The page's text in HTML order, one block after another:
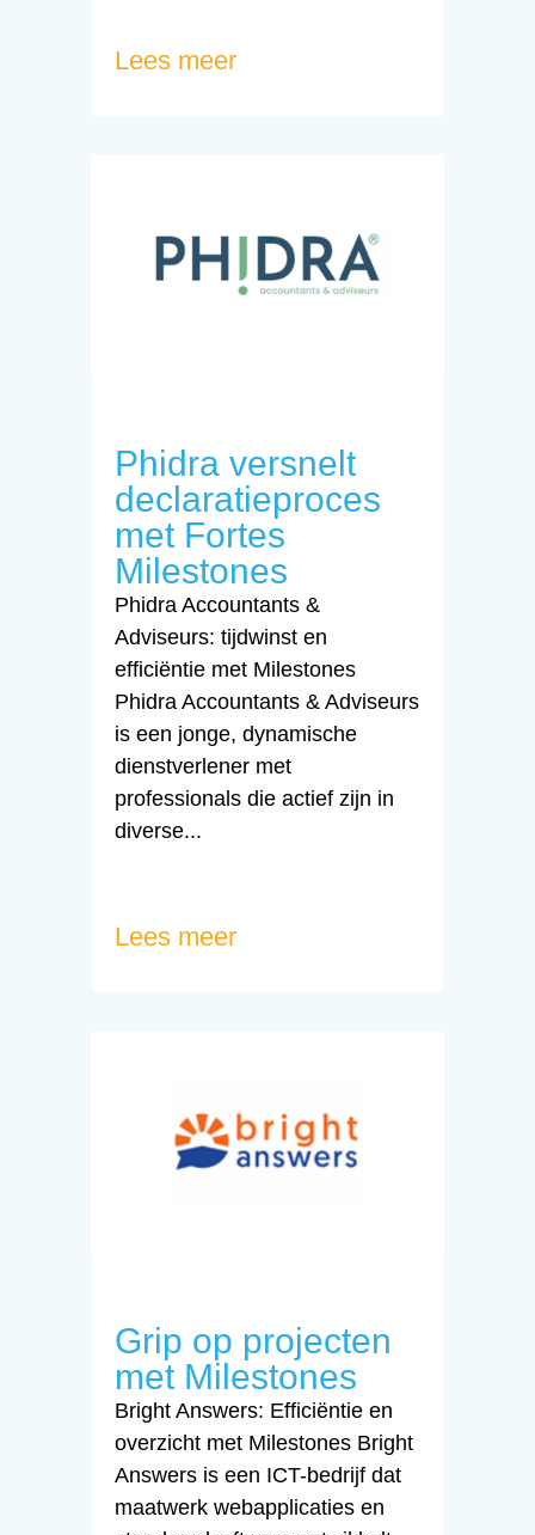
Lees meer
Phidra versnelt
declaratieproces
met Fortes
Milestones
Phidra Accountants &
Adviseurs: tijdwinst en
efficiëntie met Milestones
Phidra Accountants & Adviseurs
is een jonge, dynamische
dienstverlener met
professionals die actief zijn in
diverse...
Lees meer
Grip op projecten
met Milestones
Bright Answers: Efficiëntie en
overzicht met Milestones Bright
Answers is een ICT-bedrijf dat
maatwerk webapplicaties en